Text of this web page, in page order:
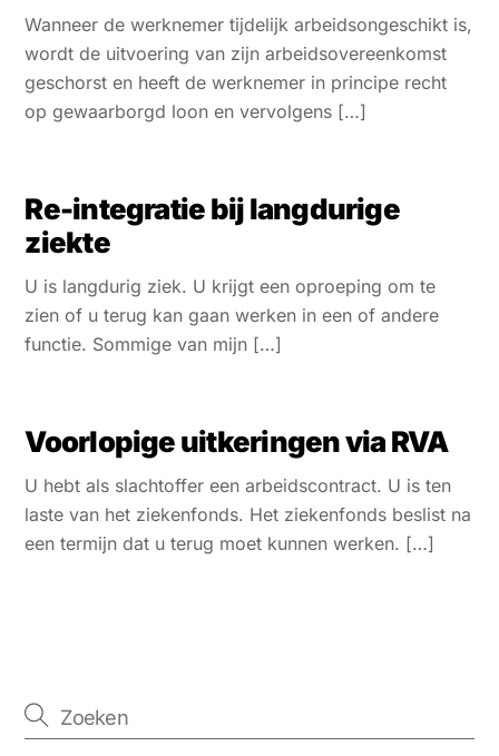
Wanneer de werknemer tijdelijk arbeidsongeschikt is,
wordt de uitvoering van zijn arbeidsovereenkomst
geschorst en heeft de werknemer in principe recht
op gewaarborgd loon en vervolgens […]
Re-integratie bij langdurige
ziekte
U is langdurig ziek. U krijgt een oproeping om te
zien of u terug kan gaan werken in een of andere
functie. Sommige van mijn […]
Voorlopige uitkeringen via RVA
U hebt als slachtoffer een arbeidscontract. U is ten
laste van het ziekenfonds. Het ziekenfonds beslist na
een termijn dat u terug moet kunnen werken. […]